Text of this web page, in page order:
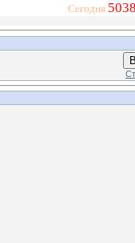
Сегодня